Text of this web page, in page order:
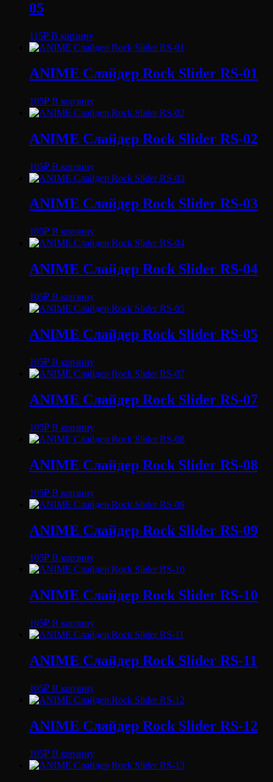
05
115₽ В корзину
ANIME Слайдер Rock Slider RS-01
105₽ В корзину
ANIME Слайдер Rock Slider RS-02
105₽ В корзину
ANIME Слайдер Rock Slider RS-03
105₽ В корзину
ANIME Слайдер Rock Slider RS-04
105₽ В корзину
ANIME Слайдер Rock Slider RS-05
105₽ В корзину
ANIME Слайдер Rock Slider RS-07
105₽ В корзину
ANIME Слайдер Rock Slider RS-08
105₽ В корзину
ANIME Слайдер Rock Slider RS-09
105₽ В корзину
ANIME Слайдер Rock Slider RS-10
105₽ В корзину
ANIME Слайдер Rock Slider RS-11
105₽ В корзину
ANIME Слайдер Rock Slider RS-12
105₽ В корзину